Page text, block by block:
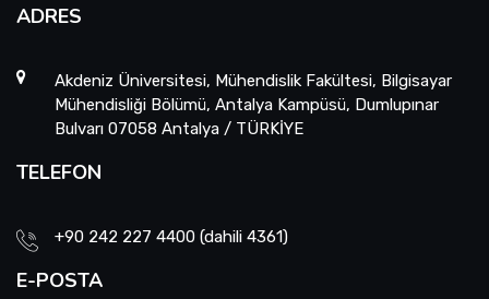
ADRES
Akdeniz Üniversitesi, Mühendislik Fakültesi, Bilgisayar
Mühendisliği Bölümü, Antalya Kampüsü, Dumlupınar
Bulvarı 07058 Antalya / TÜRKİYE
TELEFON
+90 242 227 4400 (dahili 4361)
E-POSTA